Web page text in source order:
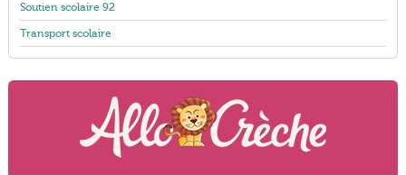
Soutien scolaire 92
Transport scolaire